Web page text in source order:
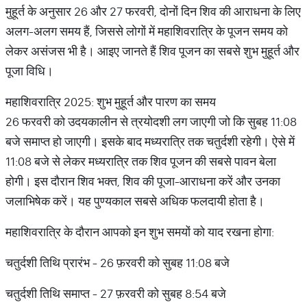
मुहूर्त के अनुसार 26 और 27 फरवरी, दोनों दिन शिव की आराधना के लिए
अलग-अलग समय हैं, जिससे लोगों में महाशिवरात्रि के पूजन समय को
लेकर असंजस भी है। आइए जानते हैं शिव पूजन का सबसे शुभ मुहूर्त और
पूजा विधि।
महाशिवरात्रि 2025: शुभ मुहूर्त और पारण का समय
26 फरवरी को उदयकालीन से त्रयोदशी लग जाएगी जो कि सुबह 11:08
बजे समाप्त हो जाएगी। इसके बाद मध्यरात्रि तक चतुर्दशी रहेगी। ऐसे में
11:08 बजे से लेकर मध्यरात्रि तक शिव पूजन की सबसे पावन बेला
होगी। इस दौरान शिव भक्त, शिव की पूजा-आराधना करें और उनका
जलाभिषेक करें। यह पुण्यकाल सबसे अधिक फलदायी होता है।
महाशिवरात्रि के दौरान आपको इन शुभ समयों को याद रखना होगा:
चतुर्दशी तिथि प्रारंभ - 26 फ़रवरी को सुबह 11:08 बजे
चतुर्दशी तिथि समाप्त - 27 फ़रवरी को सुबह 8:54 बजे